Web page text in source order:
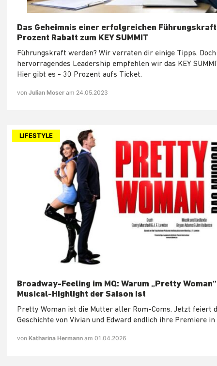
Das Geheimnis einer erfolgreichen
Prozent Rabatt zum KEY SUMMIT
Führungskraft werden? Wir verraten dir einige Tipps.
hervorragendes Leadership empfehlen wir das KEY
Hier gibt es - 30 Prozent aufs Ticket.
von Julian Moser am 24.05.2023
LIFESTYLE
Broadway-Feeling im MQ: Warum „Pretty
Musical-Highlight der Saison ist
Pretty Woman ist die Mutter aller Rom-Coms. Jetzt feiert
Geschichte von Vivian und Edward endlich ihre Premiere in
von Katharina Hermann am 01.04.2026